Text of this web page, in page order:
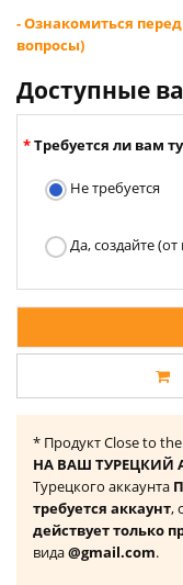
- Ознакомиться
вопросы)
Доступные
Требуется ли вам
Не требуется
Да, создайте
* Продукт Close to
НА ВАШ ТУРЕЦКИЙ
Турецкого аккаунта
требуется аккаунт,
действует только
вида@gmail.com.